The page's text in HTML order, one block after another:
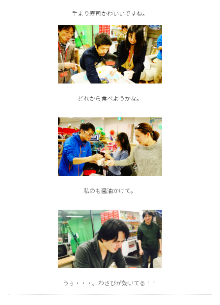
手まり寿司かわいいですね。
どれから食べようかな。
私のも醤油かけて。
うぅ・・・。わさびが効いてる！！